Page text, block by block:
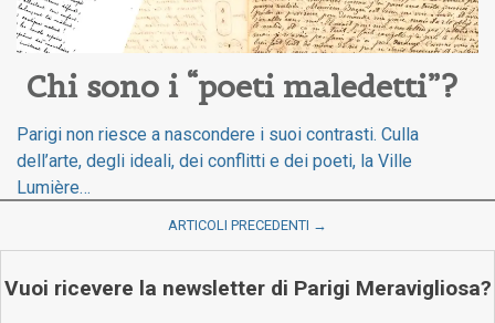
Chi sono i “poeti maledetti”?
Parigi non riesce a nascondere i suoi contrasti. Culla
dell’arte, degli ideali, dei conflitti e dei poeti, la Ville
Lumière…
ARTICOLI PRECEDENTI →
Vuoi ricevere la newsletter di Parigi Meravigliosa?